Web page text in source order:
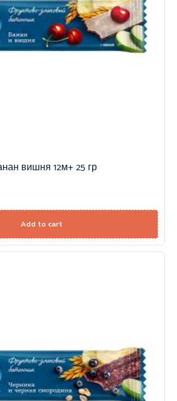
вишня 12м+ 25 гр
Add to cart